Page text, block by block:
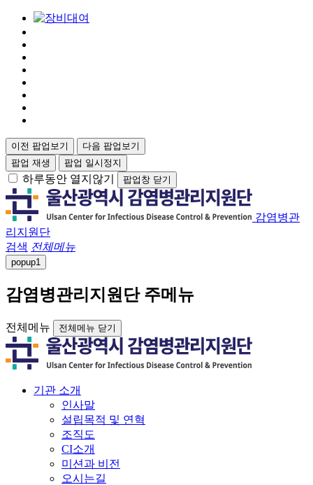
이전 팝업보기
다음 팝업보기
팝업 재생
팝업 일시정지
하루동안 열지않기 팝업창 닫기
감염병관
리지원단
검색 전체메뉴
popup1
감염병관리지원단 주메뉴
전체메뉴 전체메뉴 닫기
기관 소개
인사말
설립목적 및 연혁
조직도
CI소개
미션과 비전
오시는길